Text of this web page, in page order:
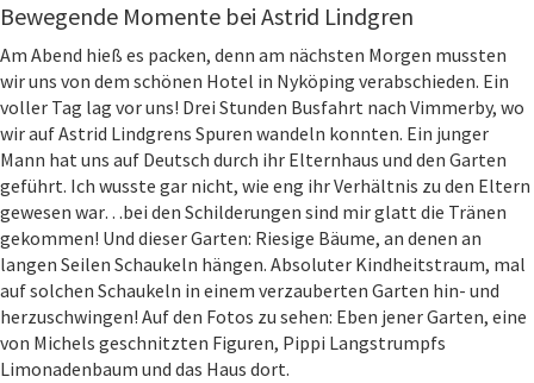
Bewegende Momente bei Astrid Lindgren
Am Abend hieß es packen, denn am nächsten Morgen mussten
wir uns von dem schönen Hotel in Nyköping verabschieden. Ein
voller Tag lag vor uns! Drei Stunden Busfahrt nach Vimmerby, wo
wir auf Astrid Lindgrens Spuren wandeln konnten. Ein junger
Mann hat uns auf Deutsch durch ihr Elternhaus und den Garten
geführt. Ich wusste gar nicht, wie eng ihr Verhältnis zu den Eltern
gewesen war…bei den Schilderungen sind mir glatt die Tränen
gekommen! Und dieser Garten: Riesige Bäume, an denen an
langen Seilen Schaukeln hängen. Absoluter Kindheitstraum, mal
auf solchen Schaukeln in einem verzauberten Garten hin- und
herzuschwingen! Auf den Fotos zu sehen: Eben jener Garten, eine
von Michels geschnitzten Figuren, Pippi Langstrumpfs
Limonadenbaum und das Haus dort.